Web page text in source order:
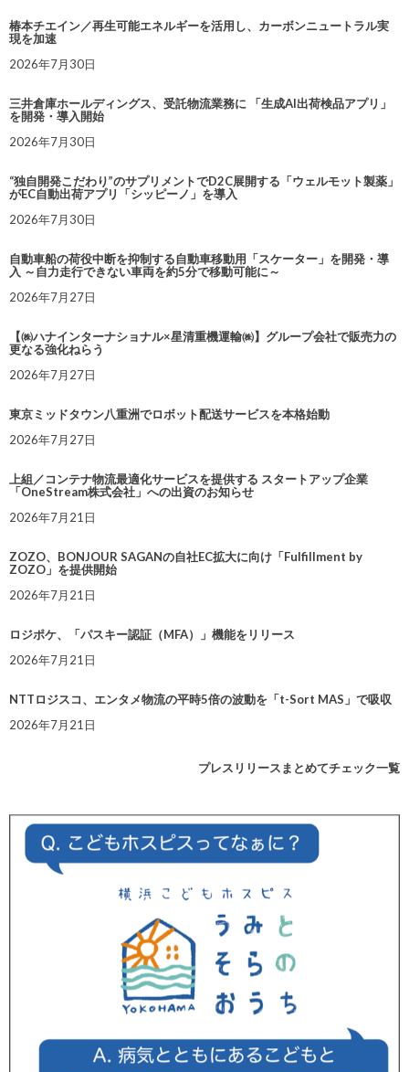
椿本チエイン／再生可能エネルギーを活用し、カーボンニュートラル実
現を加速
2026年7月30日
三井倉庫ホールディングス、受託物流業務に 「生成AI出荷検品アプリ」
を開発・導入開始
2026年7月30日
“独自開発こだわり”のサプリメントでD2C展開する「ウェルモット製薬」
がEC自動出荷アプリ「シッピーノ」を導入
2026年7月30日
自動車船の荷役中断を抑制する自動車移動用「スケーター」を開発・導
入 ～自力走行できない車両を約5分で移動可能に～
2026年7月27日
【㈱ハナインターナショナル×星清重機運輸㈱】グループ会社で販売力の
更なる強化ねらう
2026年7月27日
東京ミッドタウン八重洲でロボット配送サービスを本格始動
2026年7月27日
上組／コンテナ物流最適化サービスを提供する スタートアップ企業
「OneStream株式会社」への出資のお知らせ
2026年7月21日
ZOZO、BONJOUR SAGANの自社EC拡大に向け「Fulfillment by
ZOZO」を提供開始
2026年7月21日
ロジポケ、「パスキー認証（MFA）」機能をリリース
2026年7月21日
NTTロジスコ、エンタメ物流の平時5倍の波動を「t-Sort MAS」で吸収
2026年7月21日
プレスリリースまとめてチェック一覧